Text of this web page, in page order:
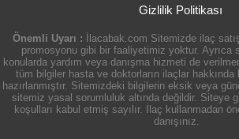
Gizlilik Politikası
Önemli Uyarı : İlacabak.com Sitemizde ilaç
promosyonu gibi bir faaliyetimiz yoktur. Ayrıca
konularda yardım veya danışma hizmeti de
tüm bilgiler hasta ve doktorların ilaçlar hakkında
hazırlanmıştır. Sitemizdeki bilgilerin eksik veya
sitemiz yasal sorumluluk altında değildir. Siteye
koşulları kabul etmiş sayılır. İlaç kullanmadan
danışınız.